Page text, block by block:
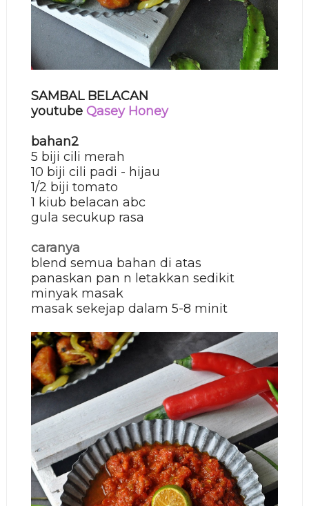
SAMBAL BELACAN
youtube Qasey Honey
bahan2
5 biji cili merah
10 biji cili padi - hijau
1/2 biji tomato
1 kiub belacan abc
gula secukup rasa
caranya
blend semua bahan di atas
panaskan pan n letakkan sedikit
minyak masak
masak sekejap dalam 5-8 minit